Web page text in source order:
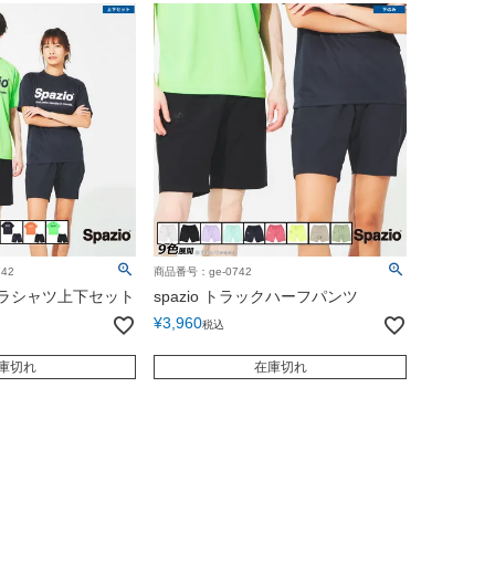
シャツ上下セット
切れ
商品番号：ge-0742
spazio トラックハーフパンツ
¥3,960税込
在庫切れ